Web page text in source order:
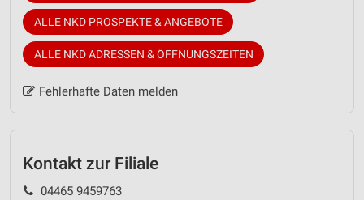
ALLE NKD PROSPEKTE & ANGEBOTE
ALLE NKD ADRESSEN & ÖFFNUNGSZEITEN
Fehlerhafte Daten melden
Kontakt zur Filiale
04465 9459763